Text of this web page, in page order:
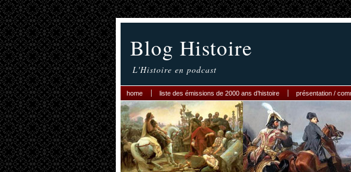
Blog Histoire
L'Histoire en podcast
home liste des émissions de 2000 ans d’histoire présentation /